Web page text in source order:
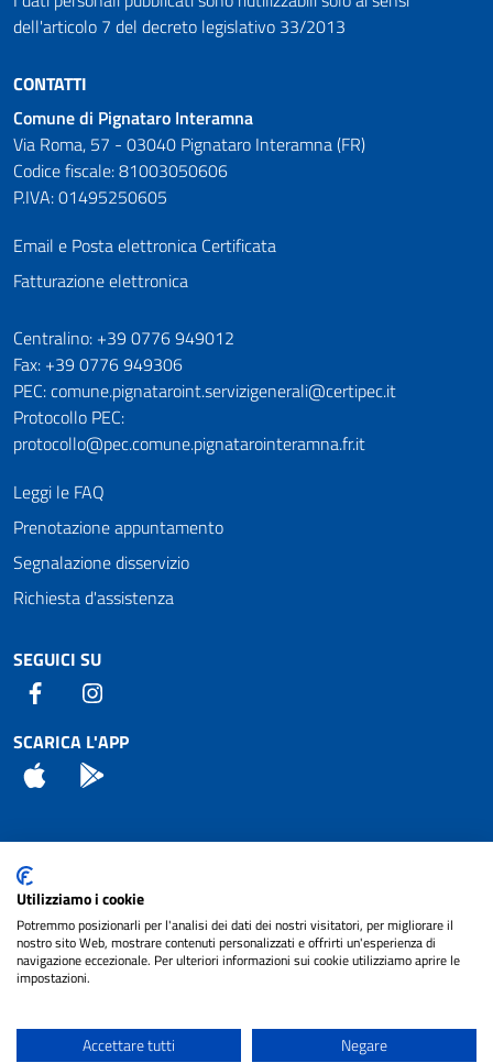
dell'articolo 7 del decreto legislativo 33/2013
CONTATTI
Comune di Pignataro Interamna
Via Roma, 57 - 03040 Pignataro Interamna (FR)
Codice fiscale: 81003050606
P.IVA: 01495250605
Email e Posta elettronica Certificata
Fatturazione elettronica
Numeri utili
Centralino: +39 0776 949012
Fax: +39 0776 949306
PEC: comune.pignataroint.servizigenerali@certipec.it
Protocollo PEC:
protocollo@pec.comune.pignatarointeramna.fr.it
Leggi le FAQ
Prenotazione appuntamento
Segnalazione disservizio
Richiesta d'assistenza
SEGUICI SU
Facebook
SCARICA L'APP
App Store
Attuazione Misure PNRR
Piano di miglioramento del sito
Note legali
cura diNET SMART
Utilizziamo i cookie
Potremmo posizionarli per l'analisi dei dati dei nostri visitatori, per migliorare il
nostro sito Web, mostrare contenuti personalizzati e offrirti un'esperienza di
navigazione eccezionale. Per ulteriori informazioni sui cookie utilizziamo aprire le
impostazioni.
Accettare tutti Negare